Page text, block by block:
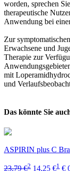
worden, sprechen
therapeutische
Anwendung bei
Zur
Erwachsene und
Therapie zur
mit
und
Das könnte Sie
ASPIRIN plus C
23,79 €2 14,25 €1 €